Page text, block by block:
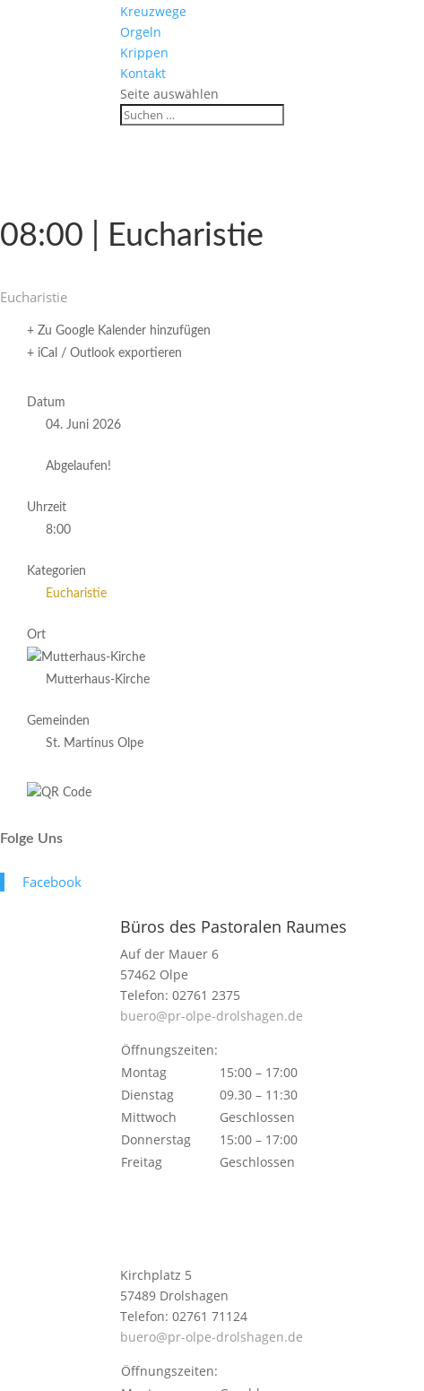
Kreuz­wege
Orgeln
Krippen
Kontakt
Seite auswählen
08:00 | Eucharistie
Eucha­ristie
+ Zu Google Kalender hinzufügen
+ iCal / Outlook exportieren
Datum
04. Juni 2026
Abgelaufen!
Uhrzeit
8:00
Kategorien
Eucharistie
Ort
Mutterhaus-Kirche
Gemeinden
St. Martinus Olpe
Folge Uns
Face­book
Büros des Pastoralen Raumes
Auf der Mauer 6
57462 Olpe
Telefon: 02761 2375
buero@pr-olpe-drolshagen.de
Öffnungszeiten:
Montag
15:00 – 17:00
Dienstag
09.30 – 11:30
Mittwoch
Geschlossen
Donnerstag
15:00 – 17:00
Freitag
Geschlossen
Kirchplatz 5
57489 Drolshagen
Telefon: 02761 71124
buero@pr-olpe-drolshagen.de
Öffnungszeiten: